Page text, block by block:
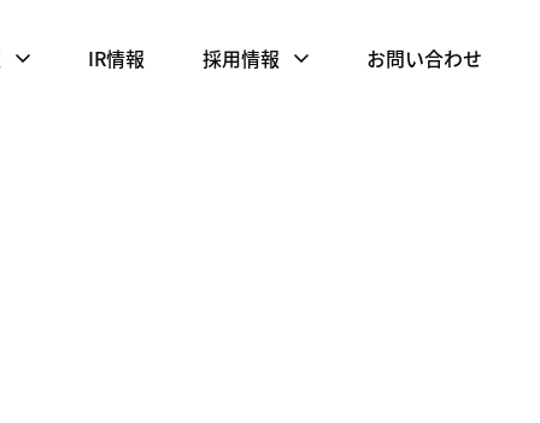
IR情報 採用情報 お問い合わせ